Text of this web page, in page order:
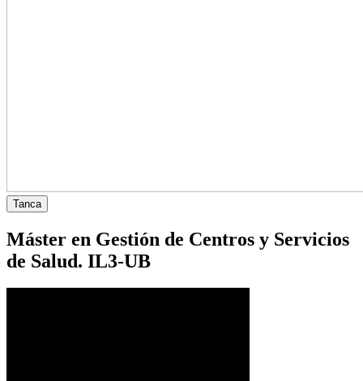
Tanca
Máster en Gestión de Centros y Servicios
de Salud. IL3-UB